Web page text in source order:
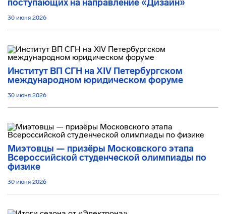
поступающих на направление «Дизайн»
30 июня 2026
Институт ВП СГН на XIV Петербургском
международном юридическом форуме
30 июня 2026
Миэтовцы — призёры Московского этапа
Всероссийской студенческой олимпиады по
физике
30 июня 2026